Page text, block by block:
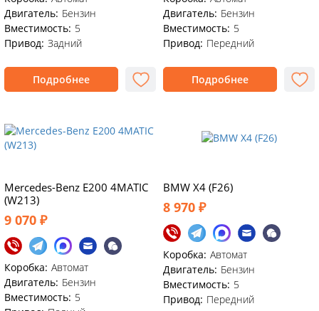
Двигатель: Бензин
Вместимость: 5
Привод: Задний
Подробнее
Двигатель: Бензин
Вместимость: 5
Привод: Передний
Подробнее
Mercedes-Benz E200 4MATIC
(W213)
9 070 ₽
Коробка: Автомат
Двигатель: Бензин
Вместимость: 5
BMW X4 (F26)
8 970 ₽
Коробка: Автомат
Двигатель: Бензин
Вместимость: 5
Привод: Передний